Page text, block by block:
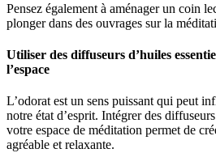
Pensez également à aménager un coin
plonger dans des ouvrages sur la
Utiliser des diffuseurs d’huiles
l’espace
L’odorat est un sens puissant qui peut
notre état d’esprit. Intégrer des
votre espace de méditation permet de
agréable et relaxante.